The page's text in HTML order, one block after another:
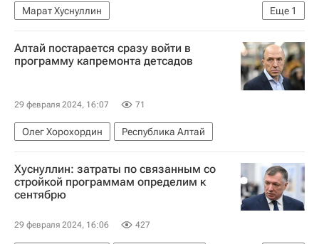
Еще 1
Марат Хуснуллин
Луганская Народная Республика
Алтай постарается сразу войти в
программу капремонта детсадов
29 февраля 2024, 16:07 71
Олег Хорохордин Республика Алтай
Хуснуллин: затраты по связанным со
стройкой программам определим к
сентябрю
29 февраля 2024, 16:06 427